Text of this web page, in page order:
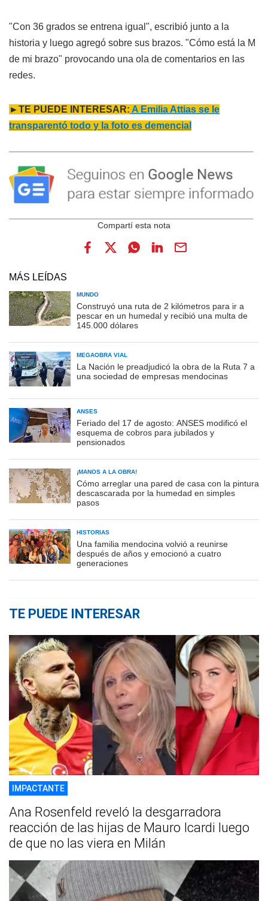
"Con 36 grados se entrena igual", escribió junto a la
historia y luego agregó sobre sus brazos. "Cómo está la M
de mi brazo" provocando una ola de comentarios en las
redes.
►TE PUEDE INTERESAR: A Emilia Attias se le
transparentó todo y la foto es demencial
MÁS LEÍDAS
MUNDO
Construyó una ruta de 2 kilómetros para ir a
pescar en un humedal y recibió una multa de
145.000 dólares
MEGAOBRA VIAL
La Nación le preadjudicó la obra de la Ruta 7 a
una sociedad de empresas mendocinas
ANSES
Feriado del 17 de agosto: ANSES modificó el
esquema de cobros para jubilados y
pensionados
¡MANOS A LA OBRA!
Cómo arreglar una pared de casa con la pintura
descascarada por la humedad en simples
pasos
HISTORIAS
Una familia mendocina volvió a reunirse
después de años y emocionó a cuatro
generaciones
TE PUEDE INTERESAR
IMPACTANTE
Ana Rosenfeld reveló la desgarradora
reacción de las hijas de Mauro Icardi luego
de que no las viera en Milán